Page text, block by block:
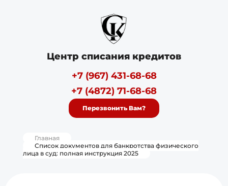
Центр списания кредитов
+7 (967) 431-68-68
+7 (4872) 71-68-68
Перезвонить Вам?
Главная
Список документов для банкротства физического
лица в суд: полная инструкция 2025